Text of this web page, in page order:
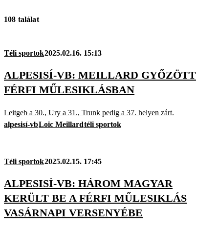
108 találat
Téli sportok2025.02.16. 15:13
ALPESISÍ-VB: MEILLARD GYŐZÖTT
FÉRFI MŰLESIKLÁSBAN
Leitgeb a 30., Ury a 31., Trunk pedig a 37. helyen zárt.
alpesisí-vbLoic Meillardtéli sportok
Téli sportok2025.02.15. 17:45
ALPESISÍ-VB: HÁROM MAGYAR
KERÜLT BE A FÉRFI MŰLESIKLÁS
VASÁRNAPI VERSENYÉBE